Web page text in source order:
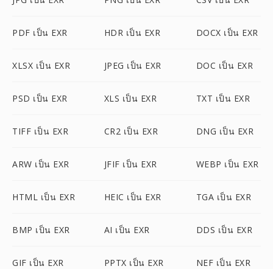
PDF เป็น EXR HDR เป็น EXR DOCX เป็น EXR
XLSX เป็น EXR JPEG เป็น EXR DOC เป็น EXR
PSD เป็น EXR XLS เป็น EXR TXT เป็น EXR
TIFF เป็น EXR CR2 เป็น EXR DNG เป็น EXR
ARW เป็น EXR JFIF เป็น EXR WEBP เป็น EXR
HTML เป็น EXR HEIC เป็น EXR TGA เป็น EXR
BMP เป็น EXR AI เป็น EXR DDS เป็น EXR
GIF เป็น EXR PPTX เป็น EXR NEF เป็น EXR